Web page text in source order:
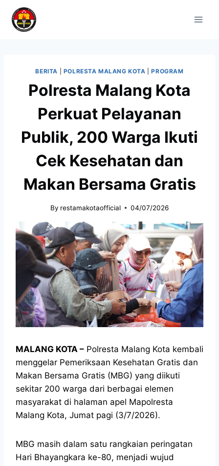
BERITA POLRESTA MALANG KOTA |PROGRAM
Polresta Malang Kota
Perkuat Pelayanan
Publik, 200 Warga Ikuti
Cek Kesehatan dan
Makan Bersama Gratis
By restamakotaofficial 04/07/2026
MALANG KOTA – Polresta Malang Kota kembali
menggelar Pemeriksaan Kesehatan Gratis dan
Makan Bersama Gratis (MBG) yang diikuti
sekitar 200 warga dari berbagai elemen
masyarakat di halaman apel Mapolresta
Malang Kota, Jumat pagi (3/7/2026).
MBG masih dalam satu rangkaian peringatan
Hari Bhayangkara ke-80, menjadi wujud